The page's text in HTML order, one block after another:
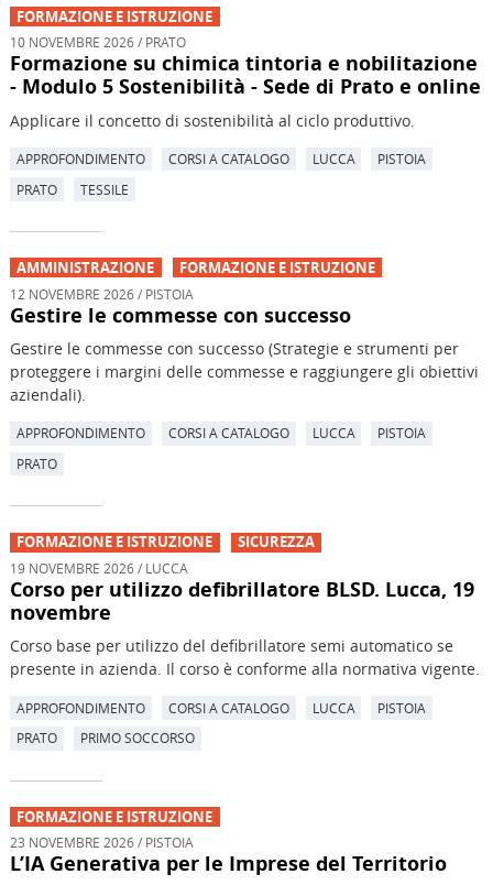
FORMAZIONE E ISTRUZIONE
10 NOVEMBRE 2026 / PRATO
Formazione su chimica tintoria e nobilitazione
- Modulo 5 Sostenibilità - Sede di Prato e online
Applicare il concetto di sostenibilità al ciclo produttivo.
APPROFONDIMENTO CORSI A CATALOGO LUCCA
PISTOIA
PRATO
TESSILE
AMMINISTRAZIONE FORMAZIONE E ISTRUZIONE
12 NOVEMBRE 2026 / PISTOIA
Gestire le commesse con successo
Gestire le commesse con successo (Strategie e strumenti per
proteggere i margini delle commesse e raggiungere gli obiettivi
aziendali).
APPROFONDIMENTO CORSI A CATALOGO LUCCA
PISTOIA
PRATO
FORMAZIONE E ISTRUZIONE SICUREZZA
19 NOVEMBRE 2026 / LUCCA
Corso per utilizzo defibrillatore BLSD. Lucca, 19
novembre
Corso base per utilizzo del defibrillatore semi automatico se
presente in azienda. Il corso è conforme alla normativa vigente.
APPROFONDIMENTO CORSI A CATALOGO LUCCA
PISTOIA
PRATO
PRIMO SOCCORSO
FORMAZIONE E ISTRUZIONE
23 NOVEMBRE 2026 / PISTOIA
L’IA Generativa per le Imprese del Territorio